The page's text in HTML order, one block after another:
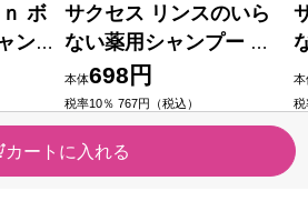
カートに入れる
ボ
ン
Ｐ
外
08/
サクセス リンスのいら
ない薬用シャンプー ス
ムームウォッシュ つめ
かえ用 ３２０ｍｌ 花王
(医薬部外品)
本体698円
税率10％ 767円（税込）
（0）
今すぐのご注文で最短2026/08/
10に届きます
本
税